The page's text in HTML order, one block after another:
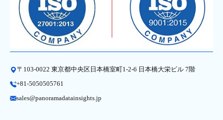
〒103-0022 東京都中央区日本橋室町1-2-6 日本橋大栄ビル 7階
+81-5050505761
sales@panoramadatainsights.jp